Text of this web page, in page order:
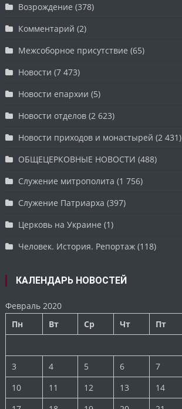
Возрождение (378)
Комментарий (2)
Межсоборное присутствие (65)
Новости (7 473)
Новости епархии (5)
Новости отделов (2 623)
Новости приходов и монастырей (2 431)
ОБЩЕЦЕРКОВНЫЕ НОВОСТИ (488)
Служение митрополита (1 756)
Служение Патриарха (397)
Церковь на Украине (1)
Человек. История. Репортаж (118)
КАЛЕНДАРЬ НОВОСТЕЙ
Февраль 2020
Пн
Вт Ср Чт Пт
3
4 5 6 7
10
11 12 13 14